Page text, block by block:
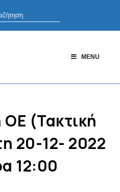
MENU
(Τακτική
20-12- 2022
12:00